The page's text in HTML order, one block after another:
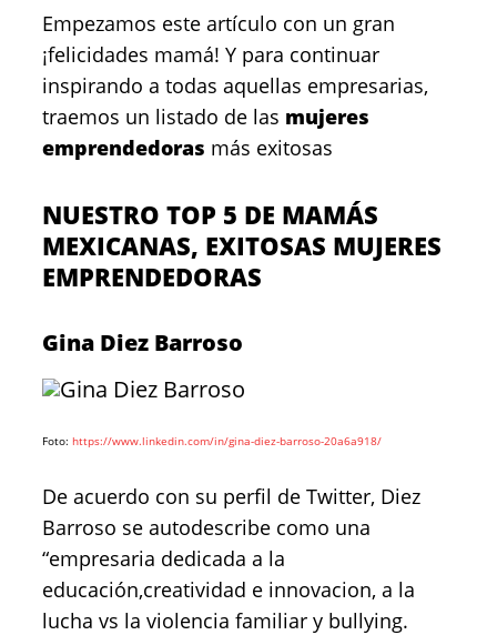
Empezamos este artículo con un gran
¡felicidades mamá! Y para continuar
inspirando a todas aquellas empresarias,
traemos un listado de las mujeres
emprendedoras más exitosas
NUESTRO TOP 5 DE MAMÁS
MEXICANAS, EXITOSAS MUJERES
EMPRENDEDORAS
Gina Diez Barroso
Foto: https://www.linkedin.com/in/gina-diez-barroso-20a6a918/
De acuerdo con su perfil de Twitter, Diez
Barroso se autodescribe como una
“empresaria dedicada a la
educación,creatividad e innovacion, a la
lucha vs la violencia familiar y bullying.